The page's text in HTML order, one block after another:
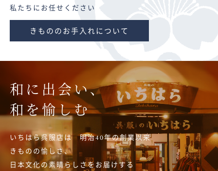
私たちにお任せください
きもののお手入れについて
和に出会い、
和を愉しむ
いちはら呉服店は 明治40年の創業以来
きものの愉しさ、
日本文化の素晴らしさをお届けする